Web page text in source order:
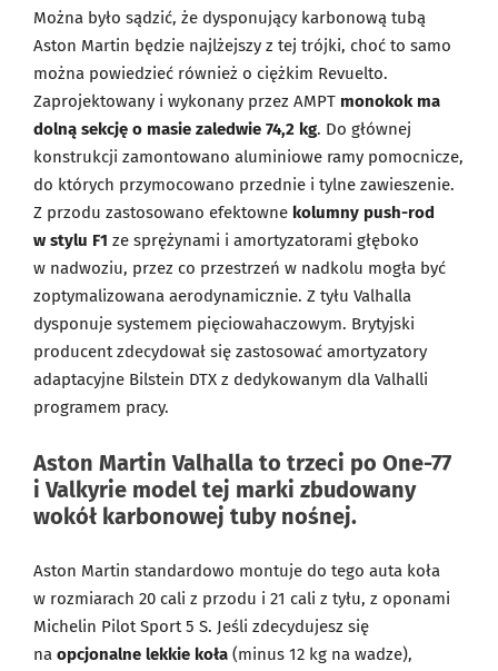
Można było sądzić, że dysponujący karbonową tubą
Aston Martin będzie najlżejszy z tej trójki, choć to samo
można powiedzieć również o ciężkim Revuelto.
Zaprojektowany i wykonany przez AMPT monokok ma
dolną sekcję o masie zaledwie 74,2 kg. Do głównej
konstrukcji zamontowano aluminiowe ramy pomocnicze,
do których przymocowano przednie i tylne zawieszenie.
Z przodu zastosowano efektowne kolumny push-rod
w stylu F1 ze sprężynami i amortyzatorami głęboko
w nadwoziu, przez co przestrzeń w nadkolu mogła być
zoptymalizowana aerodynamicznie. Z tyłu Valhalla
dysponuje systemem pięciowahaczowym. Brytyjski
producent zdecydował się zastosować amortyzatory
adaptacyjne Bilstein DTX z dedykowanym dla Valhalli
programem pracy.
Aston Martin Valhalla to trzeci po One-77
i Valkyrie model tej marki zbudowany
wokół karbonowej tuby nośnej.
Aston Martin standardowo montuje do tego auta koła
w rozmiarach 20 cali z przodu i 21 cali z tyłu, z oponami
Michelin Pilot Sport 5 S. Jeśli zdecydujesz się
na opcjonalne lekkie koła (minus 12 kg na wadze),